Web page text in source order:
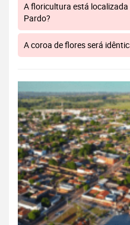
A floricultura está
Pardo?
A coroa de flores será